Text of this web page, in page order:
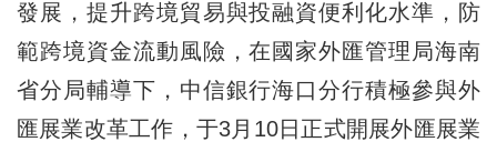
發展，提升跨境貿易與投融資便利化水準，防
範跨境資金流動風險，在國家外匯管理局海南
省分局輔導下，中信銀行海口分行積極參與外
匯展業改革工作，于3月10日正式開展外匯展業